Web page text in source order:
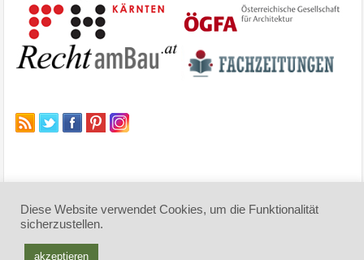
Diese Website verwendet Cookies, um die Funktionalität
sicherzustellen.
akzeptieren